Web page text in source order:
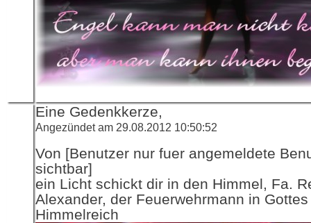
Eine Gedenkkerze,
Angezündet am 29.08.2012 10:50:52
Von [Benutzer nur fuer angemeldete
sichtbar]
ein Licht schickt dir in den Himmel, Fa.
Alexander, der Feuerwehrmann in Gottes
Himmelreich